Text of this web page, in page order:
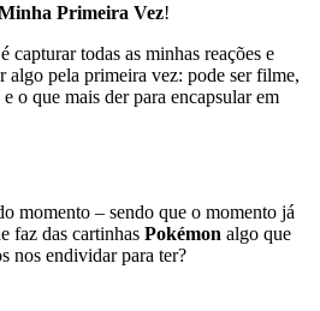
Primeira Vez!
capturar todas as minhas reações e
algo pela primeira vez: pode ser filme,
o que mais der para encapsular em
momento – sendo que o momento já
faz das cartinhas Pokémon algo que
nos endividar para ter?